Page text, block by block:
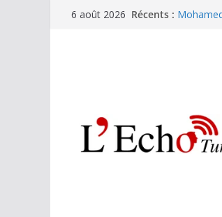
Passer6 août 2026 Récents :
Festival
trouve
les
Les
de terre